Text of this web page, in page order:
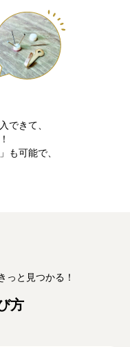
も可能で、
できて、
っと見つかる！
方